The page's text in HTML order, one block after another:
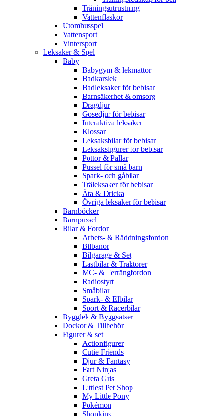
Träningsutrustning
Vattenflaskor
Utomhusspel
Vattensport
Vintersport
Leksaker & Spel
Baby
Babygym & lekmattor
Badkarslek
Badleksaker för bebisar
Barnsäkerhet & omsorg
Dragdjur
Gosedjur för bebisar
Interaktiva leksaker
Klossar
Leksaksbilar för bebisar
Leksaksfigurer för bebisar
Pottor & Pallar
Pussel för små barn
Spark- och gåbilar
Träleksaker för bebisar
Äta & Dricka
Övriga leksaker för bebisar
Barnböcker
Barnpussel
Bilar & Fordon
Arbets- & Räddningsfordon
Bilbanor
Bilgarage & Set
Lastbilar & Traktorer
MC- & Terrängfordon
Radiostyrt
Småbilar
Spark- & Elbilar
Sport & Racerbilar
Bygglek & Byggsatser
Dockor & Tillbehör
Figurer & set
Actionfigurer
Cutie Friends
Djur & Fantasy
Fart Ninjas
Greta Gris
Littlest Pet Shop
My Little Pony
Pokémon
Shopkins